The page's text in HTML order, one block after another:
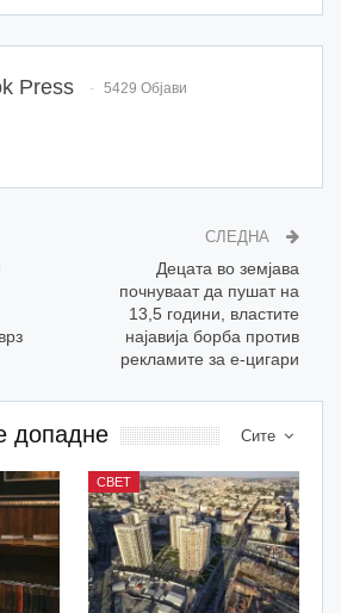
Press 5429 Објави
СЛЕДНА
Децата во земјава
почнуваат да пушат на
13,5 години, властите
најавија борба против
рекламите за е-цигари
Сите
допадне
СВЕТ